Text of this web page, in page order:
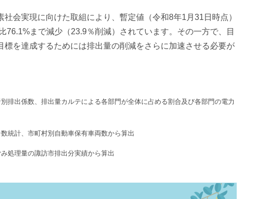
会実現に向けた取組により、暫定値（令和8年1月31日時点）
76.1%まで減少（23.9％削減）されています。その一方で、目
を達成するためには排出量の削減をさらに加速させる必要が
排出係数、排出量カルテによる各部門が全体に占める割合及び各部門の電力
統計、市町村別自動車保有車両数から算出
処理量の諏訪市排出分実績から算出